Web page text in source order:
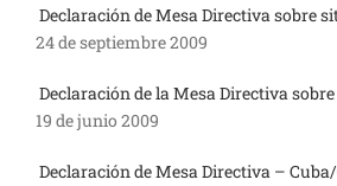
Declaración de Mesa Directiva sobre
24 de septiembre 2009
Declaración de la Mesa Directiva
19 de junio 2009
Declaración de Mesa Directiva –